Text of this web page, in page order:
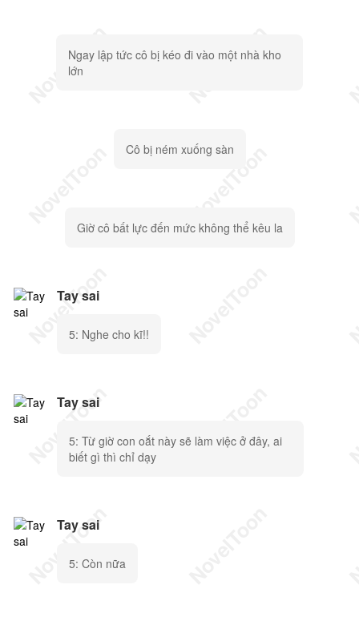
Ngay lập tức cô bị kéo đi vào một nhà kho
lớn
Cô bị ném xuống sàn
Giờ cô bất lực đến mức không thể kêu la
Tay sai
5: Nghe cho kĩ!!
Tay sai
5: Từ giờ con oắt này sẽ làm việc ở đây, ai
biết gì thì chỉ dạy
Tay sai
5: Còn nữa